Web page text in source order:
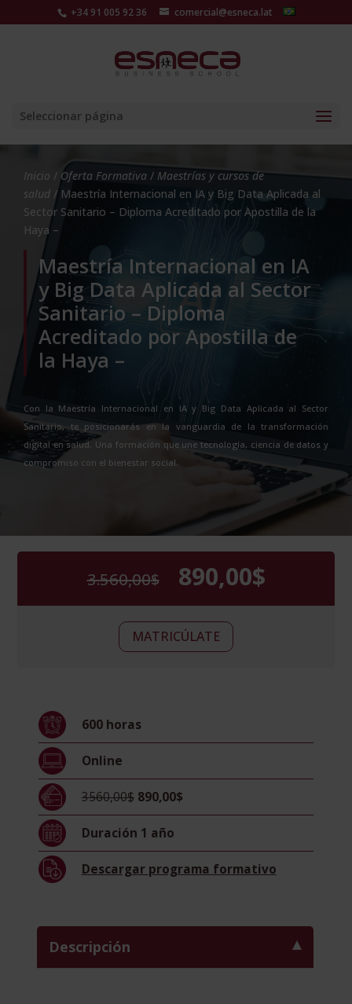
+34 91 005 92 36 comercial@esneca.lat
Seleccionar página
Inicio / Oferta Formativa / Maestrías y cursos de
salud / Maestría Internacional en IA y Big Data Aplicada al
Sector Sanitario – Diploma Acreditado por Apostilla de la
Haya –
Maestría Internacional en IA
y Big Data Aplicada al Sector
Sanitario – Diploma
Acreditado por Apostilla de
la Haya –
Con la Maestría Internacional en IA y Big Data Aplicada al Sector
Sanitario, te posicionarás en la vanguardia de la transformación
digital en salud. Una formación que une tecnología, ciencia de datos y
compromiso con el bienestar social.
3.560,00$
era:
3.560,00$.
890,00$El
Internacional
Big
Aplicada
Sector
Acreditado
Haya
-
MATRICÚLATE
600 horas
Online
3560,00$ 890,00$
Duración 1 año
Descargar programa formativo
Descripción